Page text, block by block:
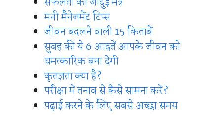
मनी मैनेजमेंट टिप्स
जीवन बदलने वाली 15 किताबें
सुबह की ये 6 आदतें आपके जीवन को
चमत्कारिक बना देगी
कृतज्ञता क्या है?
परीक्षा में तनाव से कैसे सामना करें?
पढ़ाई करने के लिए सबसे अच्छा समय